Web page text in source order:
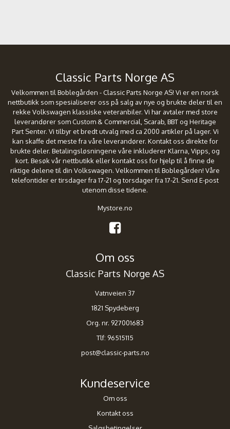
Classic Parts Norge AS
Velkommen til Boblegården - Classic Parts Norge AS! Vi er en norsk
nettbutikk som spesialiserer oss på salg av nye og brukte deler til en
rekke Volkswagen klassiske veteranbiler. Vi har avtaler med store
leverandører som Custom & Commercial, Scarab, BBT og Heritage
Part Senter. Vi tilbyr et bredt utvalg med ca 2000 artikler på lager. Vi
kan skaffe det meste fra våre leverandører. Kontakt oss direkte for
brukte deler. Betalingsløsningene våre inkluderer Klarna, Vipps, og
kort. Besøk vår nettbutikk eller kontakt oss for hjelp til å finne de
riktige delene til din Volkswagen. Velkommen til Boblegården! Våre
telefontider er tirsdager fra 17-21 og torsdager fra 17-21. Send E-post
utenom disse tidene.
Mystore.no
Om oss
Classic Parts Norge AS
Vatnveien 37
1821 Spydeberg
Org. nr. 927001683
Tlf: 96515115
post@classic-parts.no
Kundeservice
Om oss
Kontakt oss